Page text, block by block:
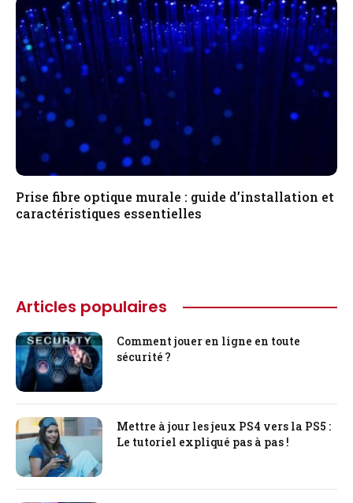
Prise fibre optique murale : guide d’installation et
caractéristiques essentielles
Articles populaires
Comment jouer en ligne en toute
sécurité ?
Mettre à jour les jeux PS4 vers la PS5 :
Le tutoriel expliqué pas à pas !